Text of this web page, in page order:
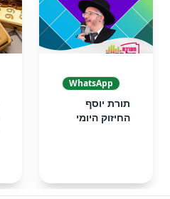
WhatsApp
תורת יוסף
החיזוק היומי